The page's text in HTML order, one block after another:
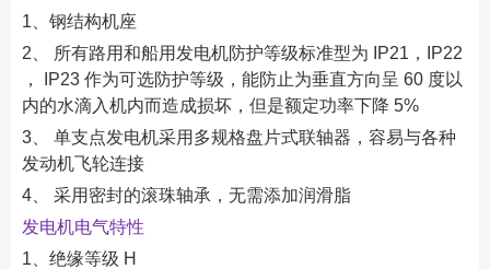
1、钢结构机座
2、 所有路用和船用发电机防护等级标准型为 IP21，IP22
， IP23 作为可选防护等级，能防止为垂直方向呈 60 度以
内的水滴入机内而造成损坏，但是额定功率下降 5%
3、 单支点发电机采用多规格盘片式联轴器，容易与各种
发动机飞轮连接
4、 采用密封的滚珠轴承，无需添加润滑脂
发电机电气特性
1、绝缘等级 H